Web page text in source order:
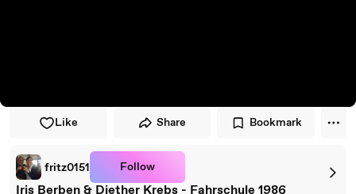
Like Share Bookmark
fritz0151 Follow
Iris Berben & Diether Krebs - Fahrschule 1986